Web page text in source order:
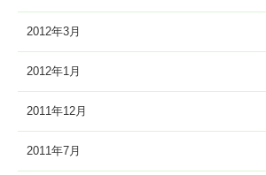
2012年3月
2012年1月
2011年12月
2011年7月